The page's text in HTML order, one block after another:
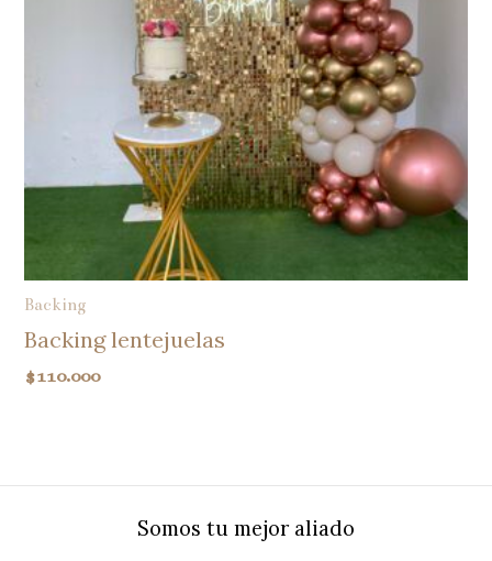
Backing
Backing lentejuelas
$110.000
Somos tu mejor aliado